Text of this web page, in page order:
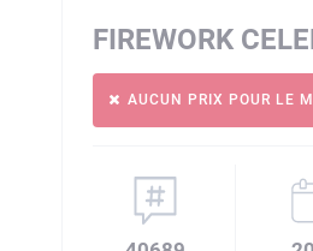
FIREWORK
AUCUN PRIX POUR LE